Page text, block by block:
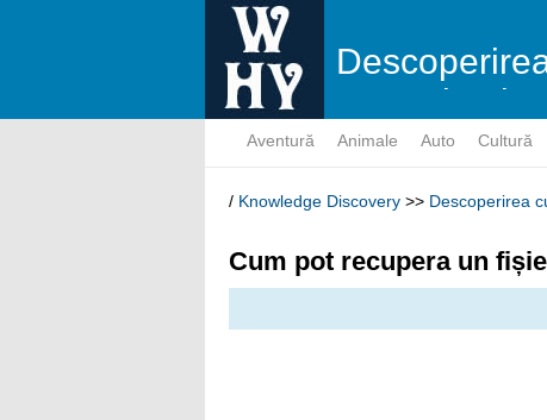
cunoştinţelor
Aventură Animale Auto Cultură
/ Knowledge Discovery >> Descoperirea
Cum pot recupera un